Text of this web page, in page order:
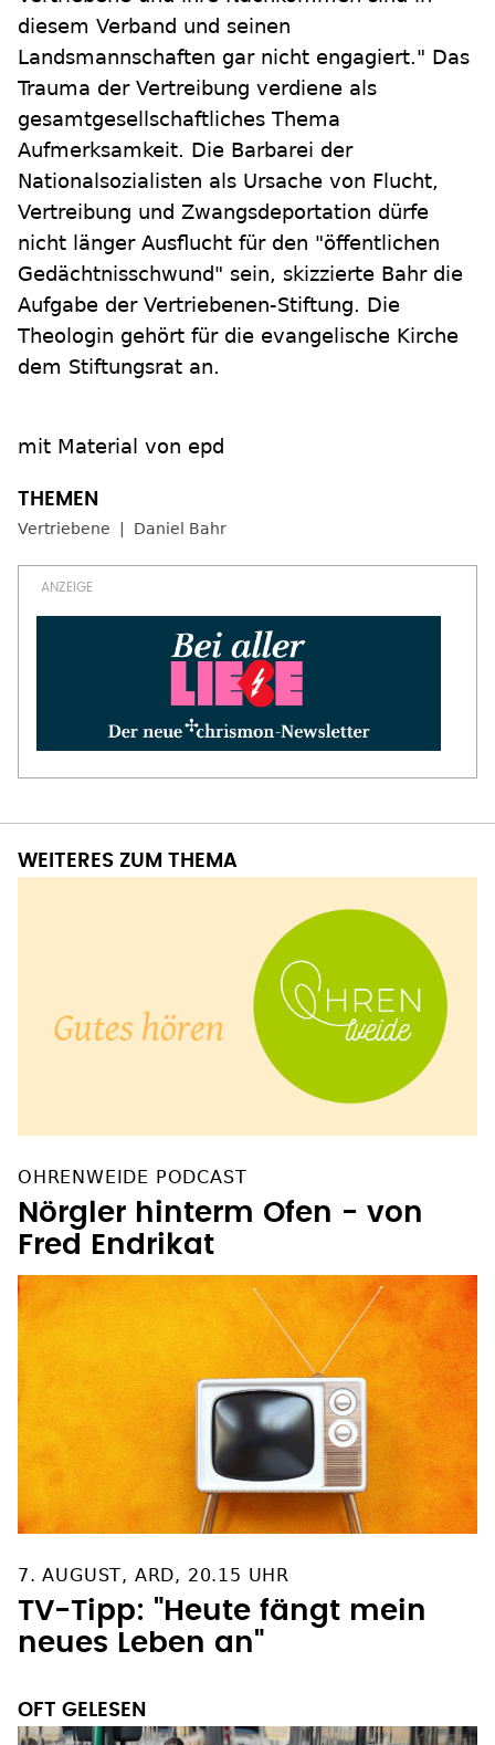
diesem Verband und seinen
Landsmannschaften gar nicht engagiert." Das
Trauma der Vertreibung verdiene als
gesamtgesellschaftliches Thema
Aufmerksamkeit. Die Barbarei der
Nationalsozialisten als Ursache von Flucht,
Vertreibung und Zwangsdeportation dürfe
nicht länger Ausflucht für den "öffentlichen
Gedächtnisschwund" sein, skizzierte Bahr die
Aufgabe der Vertriebenen-Stiftung. Die
Theologin gehört für die evangelische Kirche
dem Stiftungsrat an.
mit Material von epd
Vertriebene Daniel Bahr
WEITERES ZUM THEMA
OHRENWEIDE PODCAST
Nörgler hinterm Ofen - von
Fred Endrikat
7. AUGUST, ARD, 20.15 UHR
TV-Tipp: "Heute fängt mein
neues Leben an"
OFT GELESEN